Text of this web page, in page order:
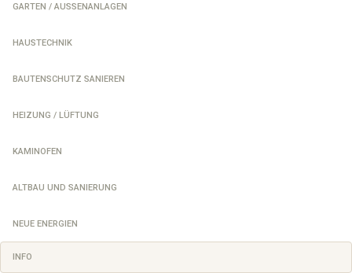
GARTEN / AUSSENANLAGEN
HAUSTECHNIK
BAUTENSCHUTZ SANIEREN
HEIZUNG / LÜFTUNG
KAMINOFEN
ALTBAU UND SANIERUNG
NEUE ENERGIEN
INFO